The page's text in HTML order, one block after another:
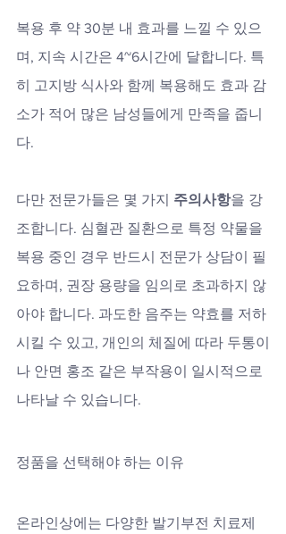
복용 후 약 30분 내 효과를 느낄 수 있으
며, 지속 시간은 4~6시간에 달합니다. 특
히 고지방 식사와 함께 복용해도 효과 감
소가 적어 많은 남성들에게 만족을 줍니
다.
다만 전문가들은 몇 가지 주의사항을 강
조합니다. 심혈관 질환으로 특정 약물을
복용 중인 경우 반드시 전문가 상담이 필
요하며, 권장 용량을 임의로 초과하지 않
아야 합니다. 과도한 음주는 약효를 저하
시킬 수 있고, 개인의 체질에 따라 두통이
나 안면 홍조 같은 부작용이 일시적으로
나타날 수 있습니다.
정품을 선택해야 하는 이유
온라인상에는 다양한 발기부전 치료제